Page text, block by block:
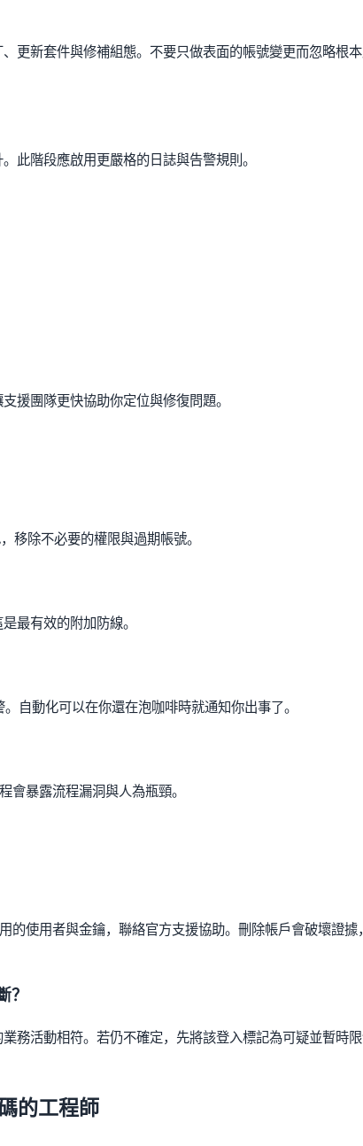
更新套件與修補組態。不要只做表面的帳號變更而忽略根
此階段應啟用更嚴格的日誌與告警規則。
援團隊更快協助你定位與修復問題。
移除不必要的權限與過期帳號。
最有效的附加防線。
自動化可以在你還在泡咖啡時就通知你出事了。
會暴露流程漏洞與人為瓶頸。
的使用者與金鑰，聯絡官方支援協助。刪除帳戶會破壞證據
？
務活動相符。若仍不確定，先將該登入標記為可疑並暫時
的工程師